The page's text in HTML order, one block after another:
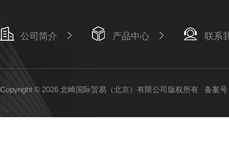
公司简介 产品中心 联系
Copyright © 2026 北崎国际贸易（北京）有限公司版权所有 备案号